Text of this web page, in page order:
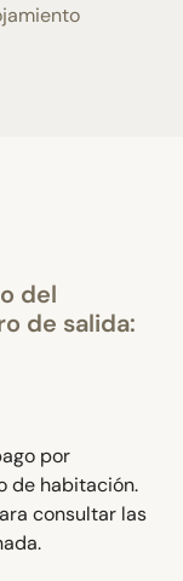
del
de salida:
por
de habitación.
consultar las